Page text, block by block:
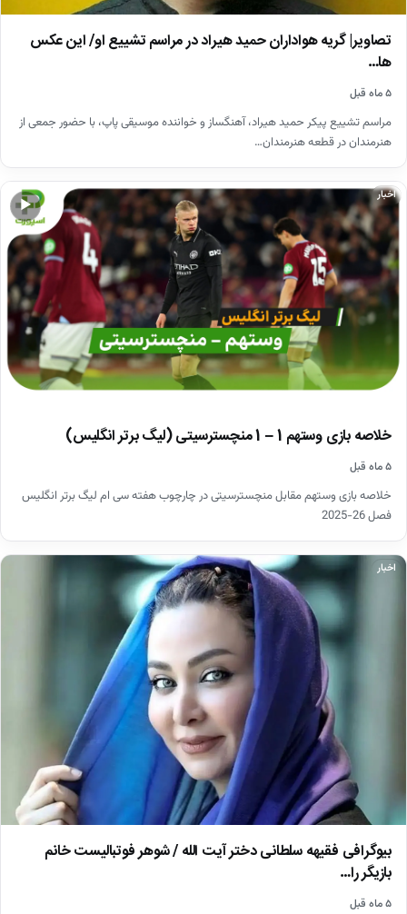
تصاویر| گریه هواداران حمید هیراد در مراسم تشییع او/ این عکس
ها…
۵ ماه قبل
مراسم تشییع پیکر حمید هیراد، آهنگساز و خواننده موسیقی پاپ، با حضور جمعی از
هنرمندان در قطعه هنرمندان…
▶
اخبار
خلاصه بازی وستهم 1 – 1 منچسترسیتی (لیگ برتر انگلیس)
۵ ماه قبل
خلاصه بازی وستهم مقابل منچسترسیتی در چارچوب هفته سی ام لیگ برتر انگلیس
فصل 26-2025
اخبار
بیوگرافی فقیهه سلطانی دختر آیت الله / شوهر فوتبالیست خانم
بازیگر را…
۵ ماه قبل